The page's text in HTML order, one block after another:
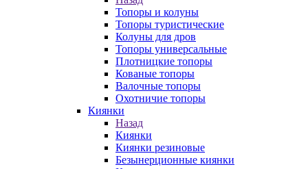
Топоры и колуны
Топоры туристические
Колуны для дров
Топоры универсальные
Плотницкие топоры
Кованые топоры
Валочные топоры
Охотничие топоры
Киянки
Назад
Киянки
Киянки резиновые
Безынерционные киянки